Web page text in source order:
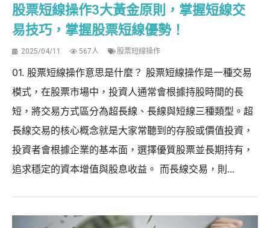
股票短線操作3大黃金原則，掌握短線交
易技巧，掌握股票短線優勢！
2025/04/11 567人 股票短線操作
01. 股票短線操作意思是什麼？ 股票短線操作是一種交易
模式，在股票市場中，投資人通常會根據持股時間的長
短，將交易方式區分為超長線、長線與短線三種類型。超
長線交易的核心概念就是大家常聽到的存股或價值投資，
投資者會根據企業的基本面，選擇優質股票並長期持有，
追求穩定的資本增值與股息收益。 而長線交易，則...